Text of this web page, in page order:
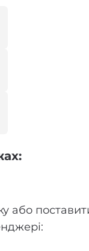
або